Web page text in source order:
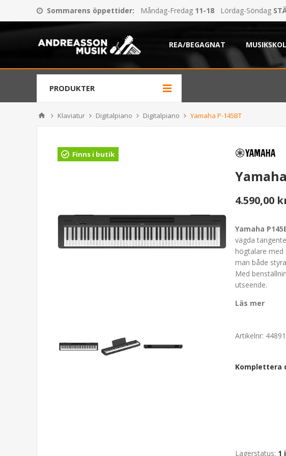
Sommarens öppettider: Måndag-Fredag 11-18 Lördag-Söndag
REA/BEGAGNAT
PRODUKTER
Klaviatur Digitalpiano Digitalpiano Yamaha P-145BT
Finns i butik
4.590,00
Yamaha
vägda
högtalare med
man både
Med
utseende.
Läs mer
Artikelnr:
Komplettera
Lagerstatus: 1